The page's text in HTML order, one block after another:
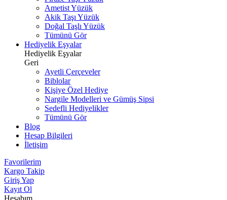
Ametist Yüzük
Akik Taşı Yüzük
Doğal Taşlı Yüzük
Tümünü Gör
Hediyelik Eşyalar
Hediyelik Eşyalar
Geri
Ayetli Çerçeveler
Biblolar
Kişiye Özel Hediye
Nargile Modelleri ve Gümüş Sipsi
Sedefli Hediyelikler
Tümünü Gör
Blog
Hesap Bilgileri
İletişim
Favorilerim
Kargo Takip
Giriş Yap
Kayıt Ol
Hesabım